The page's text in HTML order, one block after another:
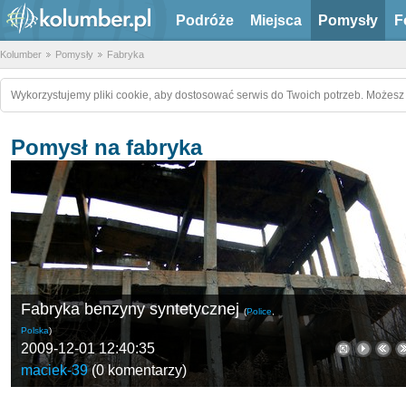
Podróże Miejsca Pomysły
Kolumber Pomysły Fabryka
Wykorzystujemy pliki cookie, aby dostosować serwis do Twoich potrzeb.
Pomysł na fabryka
Fabryka benzyny syntetycznej (Police
Polska)
2009-12-01 12:40:35
maciek-39(0 komentarzy)